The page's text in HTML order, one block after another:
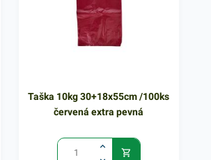
Taška 10kg 30+18x55cm /100ks
červená extra pevná